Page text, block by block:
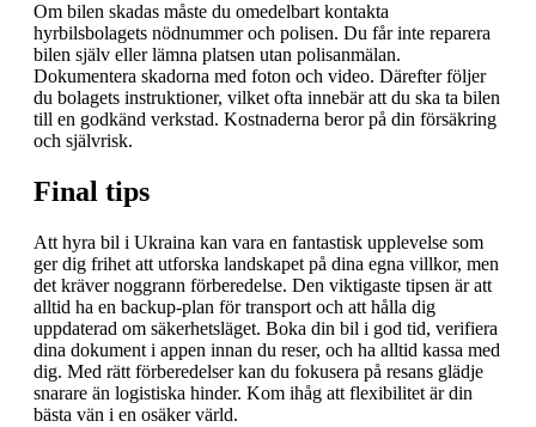
Om bilen skadas måste du omedelbart kontakta
hyrbilsbolagets nödnummer och polisen. Du får inte reparera
bilen själv eller lämna platsen utan polisanmälan.
Dokumentera skadorna med foton och video. Därefter följer
du bolagets instruktioner, vilket ofta innebär att du ska ta bilen
till en godkänd verkstad. Kostnaderna beror på din försäkring
och självrisk.
Final tips
Att hyra bil i Ukraina kan vara en fantastisk upplevelse som
ger dig frihet att utforska landskapet på dina egna villkor, men
det kräver noggrann förberedelse. Den viktigaste tipsen är att
alltid ha en backup-plan för transport och att hålla dig
uppdaterad om säkerhetsläget. Boka din bil i god tid, verifiera
dina dokument i appen innan du reser, och ha alltid kassa med
dig. Med rätt förberedelser kan du fokusera på resans glädje
snarare än logistiska hinder. Kom ihåg att flexibilitet är din
bästa vän i en osäker värld.